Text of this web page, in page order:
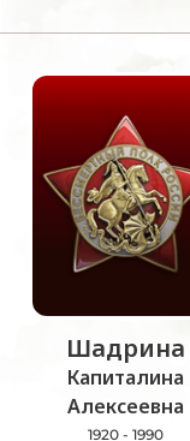
Шадрина
Капиталина
Алексеевна
1920 - 1990